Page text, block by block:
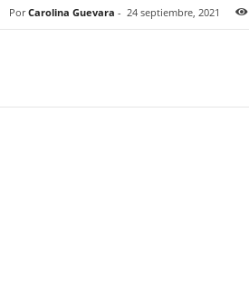
Por Carolina Guevara - 24 septiembre, 2021